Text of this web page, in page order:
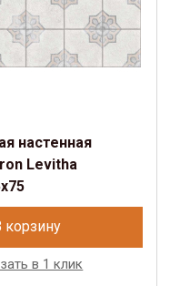
настенная
Levitha
корзину
в 1 клик